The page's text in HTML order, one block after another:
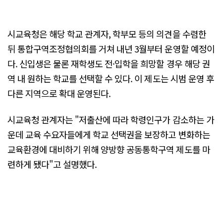
시교육청은 해당 학교 관계자, 학부모 등의 의견을 수렴한
뒤 통합구역조정협의회를 거쳐 내년 3월부터 운영할 예정이
다. 신입생은 물론 재학생도 전·입학을 희망할 경우 해당 권
역 내 원하는 학교를 선택할 수 있다. 이 제도는 시범 운영 후
다른 지역으로 확대 운영된다.
시교육청 관계자는 "저출산에 따라 학령인구가 감소하는 가
운데 교육 수요자들에게 학교 선택권을 보장하고 변화하는
교육환경에 대비하기 위해 양방향 공동통학구역 제도를 마
련하게 됐다"고 설명했다.